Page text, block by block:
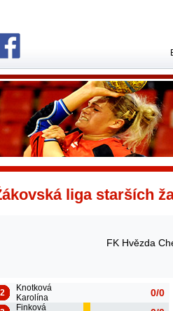
liga starších
FK Hvězda
2
Knotková
Karolína
0/0
Finková